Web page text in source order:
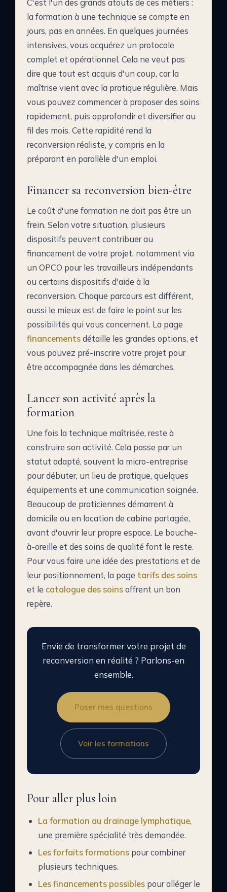
C'est l'un des grands atouts de ces métiers :
la formation à une technique se compte en
jours, pas en années. En quelques journées
intensives, vous acquérez un protocole
complet et opérationnel. Cela ne veut pas
dire que tout est acquis d'un coup, car la
maîtrise vient avec la pratique régulière. Mais
vous pouvez commencer à proposer des soins
rapidement, puis approfondir et diversifier au
fil des mois. Cette rapidité rend la
reconversion réaliste, y compris en la
préparant en parallèle d'un emploi.
Financer sa reconversion bien-être
Le coût d'une formation ne doit pas être un
frein. Selon votre situation, plusieurs
dispositifs peuvent contribuer au
financement de votre projet, notamment via
un OPCO pour les travailleurs indépendants
ou certains dispositifs d'aide à la
reconversion. Chaque parcours est différent,
aussi le mieux est de faire le point sur les
possibilités qui vous concernent. La page
financementsdétaille les grandes options, et
vous pouvez pré-inscrire votre projet pour
être accompagnée dans les démarches.
Lancer son activité après la
formation
Une fois la technique maîtrisée, reste à
construire son activité. Cela passe par un
statut adapté, souvent la micro-entreprise
pour débuter, un lieu de pratique, quelques
équipements et une communication soignée.
Beaucoup de praticiennes démarrent à
domicile ou en location de cabine partagée,
avant d'ouvrir leur propre espace. Le bouche-
à-oreille et des soins de qualité font le reste.
Pour vous faire une idée des prestations et de
leur positionnement, la page tarifs des soins
et le catalogue des soinsoffrent un bon
repère.
Envie de transformer votre projet de
reconversion en réalité ? Parlons-en
ensemble.
Poser mes questions
Voir les formations
Pour aller plus loin
La formation au drainage lymphatique,
une première spécialité très demandée.
Les forfaits formations pour combiner
plusieurs techniques.
Les financements possibles pour alléger le